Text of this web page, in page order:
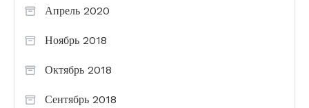
Апрель 2020
Ноябрь 2018
Октябрь 2018
Сентябрь 2018